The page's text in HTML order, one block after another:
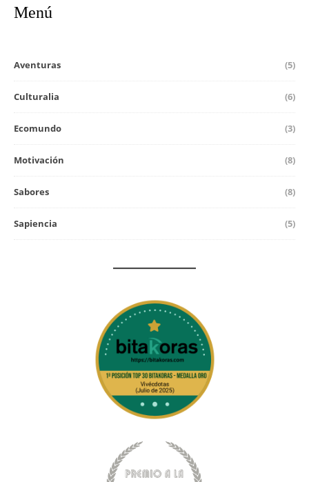
Menú
Aventuras (5)
Culturalia (6)
Ecomundo (3)
Motivación (8)
Sabores (8)
Sapiencia (5)